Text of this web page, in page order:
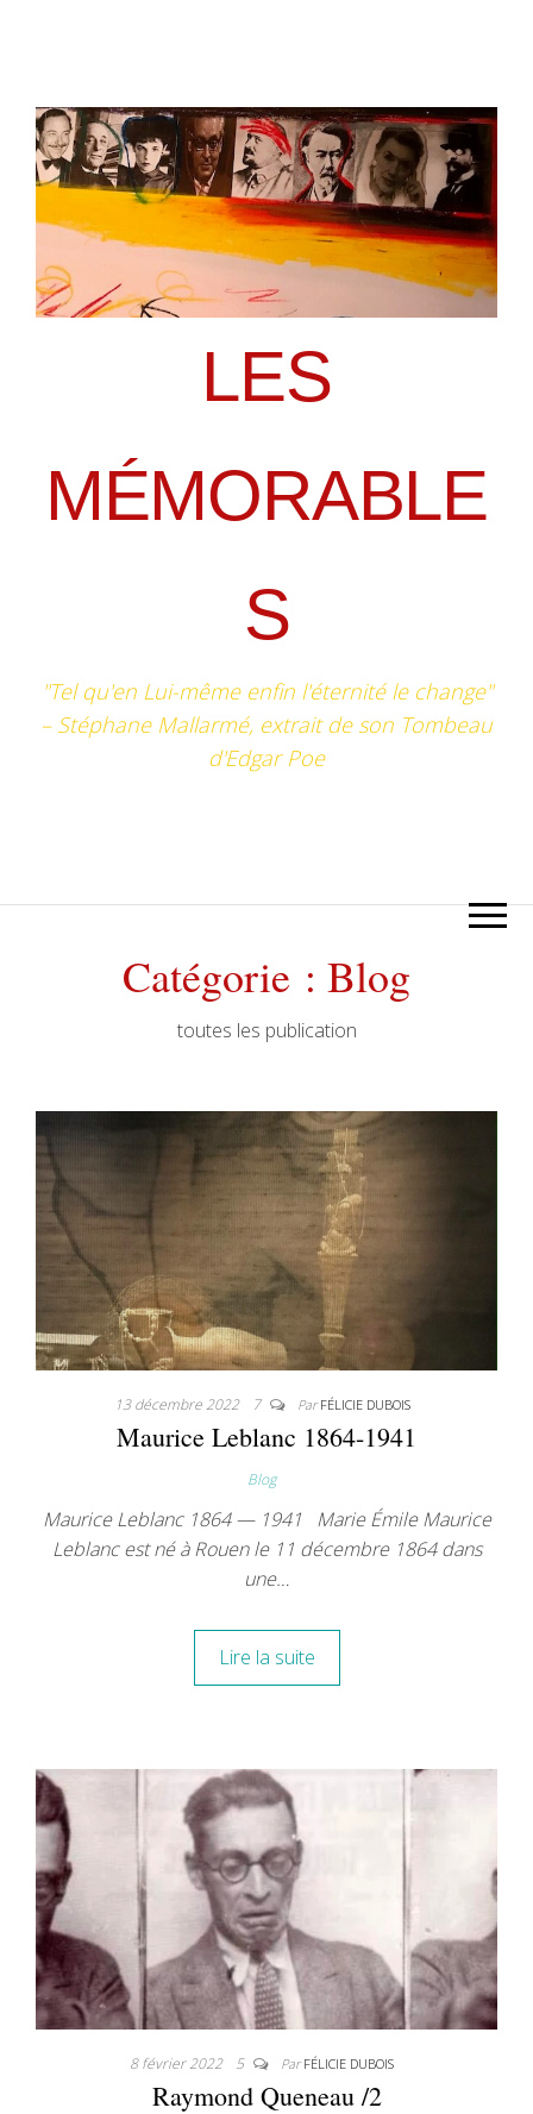
LES
MÉMORABLE
S
"Tel qu'en Lui-même enfin l'éternité le change"
– Stéphane Mallarmé, extrait de son Tombeau
d'Edgar Poe
Catégorie : Blog
toutes les publication
13 décembre 2022 7 ParFÉLICIE DUBOIS
Maurice Leblanc 1864-1941
Blog
Maurice Leblanc 1864 ­— 1941 Marie Émile Maurice
Leblanc est né à Rouen le 11 décembre 1864 dans
une…
Lire la suite
8 février 2022 5 ParFÉLICIE DUBOIS
Raymond Queneau /2